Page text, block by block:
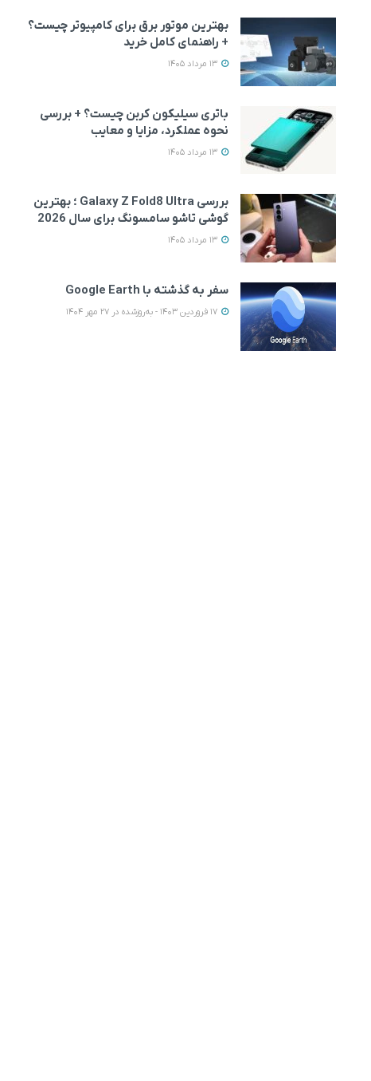
بهترین موتور برق برای کامپیوتر چیست؟
+ راهنمای کامل خرید
باتری سیلیکون کربن چیست؟ + بررسی
نحوه عملکرد، مزایا و معایب
بررسی Galaxy Z Fold8 Ultra ؛ بهترین
گوشی تاشو سامسونگ برای سال 2026
سفر به گذشته با Google Earth